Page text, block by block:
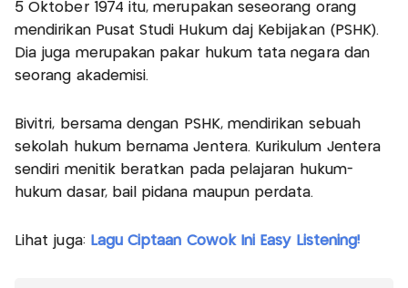
5 Oktober 1974 itu, merupakan seseorang orang
mendirikan Pusat Studi Hukum daj Kebijakan (PSHK).
Dia juga merupakan pakar hukum tata negara dan
seorang akademisi.
Bivitri, bersama dengan PSHK, mendirikan sebuah
sekolah hukum bernama Jentera. Kurikulum Jentera
sendiri menitik beratkan pada pelajaran hukum-
hukum dasar, bail pidana maupun perdata.
Lihat juga: Lagu Ciptaan Cowok Ini Easy Listening!